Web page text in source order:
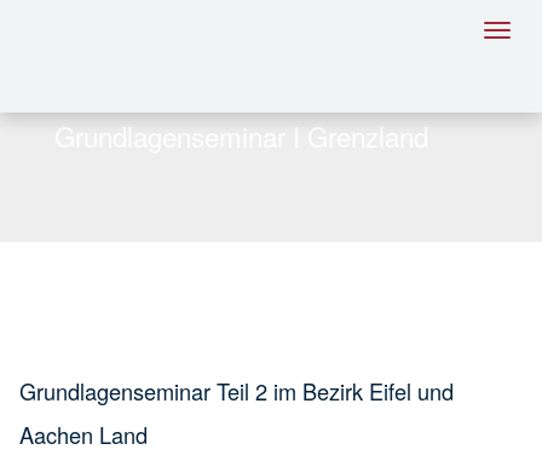
Grundlagenseminar I Grenzland
Grundlagenseminar Teil 2 im Bezirk Eifel und
Aachen Land